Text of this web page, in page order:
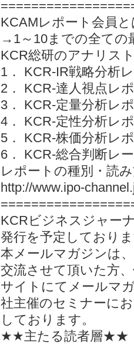
KCAMレポート会員と
→1～10までの全ての
KCR総研のアナリス
1． KCR-IR戦略分析
2． KCR-達人視点レ
3． KCR-定量分析レ
4． KCR-定性分析レ
5． KCR-株価分析レ
6． KCR-総合判断レ
レポートの種別・読
http://www.ipo-
KCRビジネスジャー
発行を予定しており
本メールマガジンは
交流させて頂いた方
サイトにてメールマ
社主催のセミナーに
しております。
★★主たる読者層★★